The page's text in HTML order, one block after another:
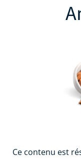
Ce contenu est